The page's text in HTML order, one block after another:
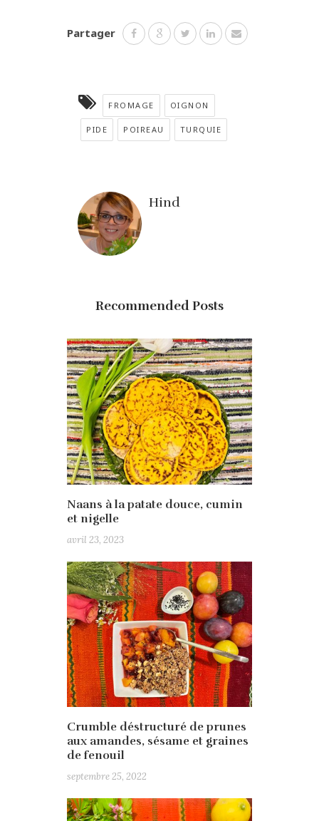
Partager
FROMAGE OIGNON
PIDE POIREAU TURQUIE
Hind
Recommended Posts
Naans à la patate douce, cumin
et nigelle
avril 23, 2023
Crumble déstructuré de prunes
aux amandes, sésame et graines
de fenouil
septembre 25, 2022